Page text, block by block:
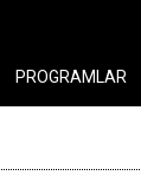
PROGRAMLAR